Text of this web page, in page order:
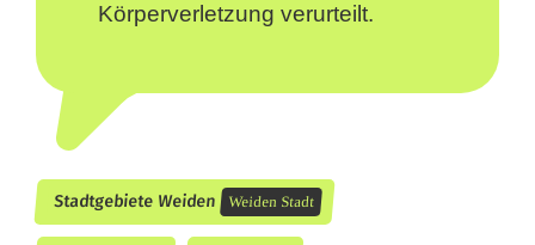
Körperverletzung verurteilt.
Stadtgebiete Weiden Weiden Stadt